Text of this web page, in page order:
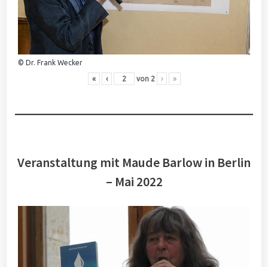
© Dr. Frank Wecker
« ‹ von 2 › »
Veranstaltung mit Maude Barlow in Berlin
– Mai 2022